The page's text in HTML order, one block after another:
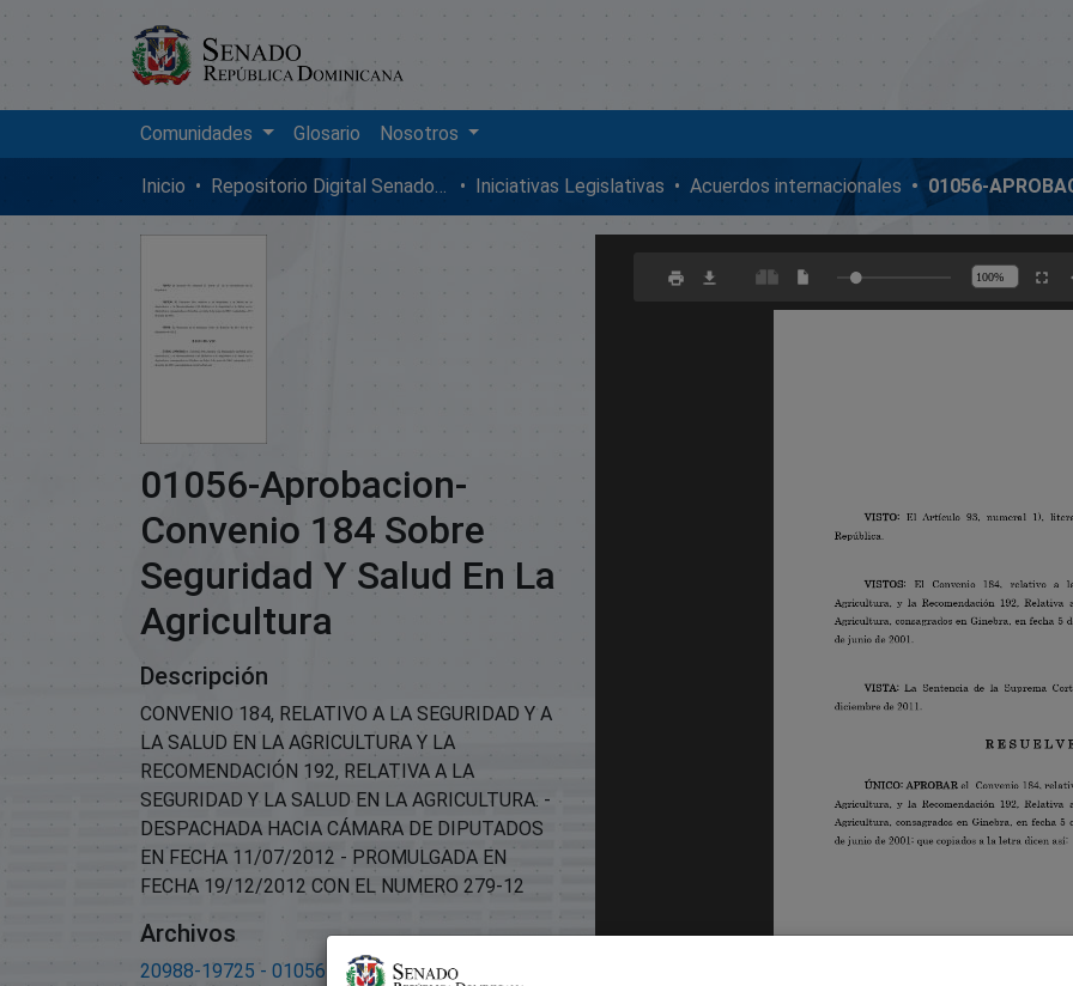
Comunidades Glosario Nosotros
Inicio Repositorio Digital SenadoRD Iniciativas Legislativas Acuerdos internacionales
01056-Aprobacion-
Convenio 184 Sobre
Seguridad Y Salud En La
Agricultura
Descripción
CONVENIO 184, RELATIVO A LA SEGURIDAD Y A
LA SALUD EN LA AGRICULTURA Y LA
RECOMENDACIÓN 192, RELATIVA A LA
SEGURIDAD Y LA SALUD EN LA AGRICULTURA. -
DESPACHADA HACIA CÁMARA DE DIPUTADOS
EN FECHA 11/07/2012 - PROMULGADA EN
FECHA 19/12/2012 CON EL NUMERO 279-12
Archivos
20988-19725 - 01056-APROBACION-CONVENIO